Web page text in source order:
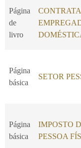
Página
de
livro
Página
básica
SETOR
Página
básica
IMPOSTO
PESSOA